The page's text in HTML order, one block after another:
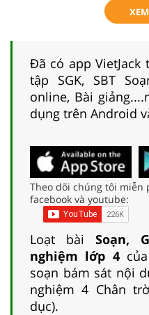
Đã có app
tập SGK, SBT
online, Bài
dụng trên Android
Theo dõi chúng tôi miễn
facebook và youtube:
Loạt bài Soạn,
nghiệm lớp 4của
soạn bám sát nội
nghiệm 4 Chân
dục).